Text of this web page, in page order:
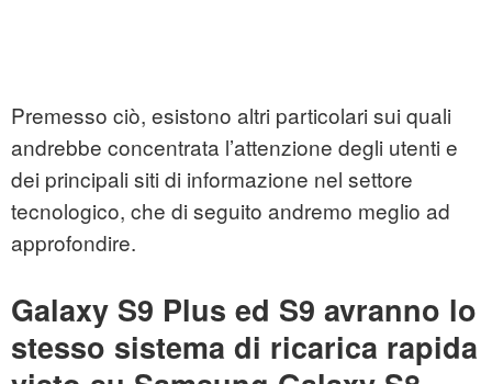
Premesso ciò, esistono altri particolari sui quali
andrebbe concentrata l’attenzione degli utenti e
dei principali siti di informazione nel settore
tecnologico, che di seguito andremo meglio ad
approfondire.
Galaxy S9 Plus ed S9 avranno lo
stesso sistema di ricarica rapida